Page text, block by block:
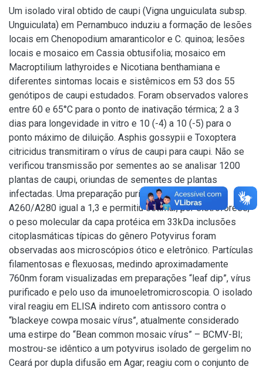
Um isolado viral obtido de caupi (Vigna unguiculata subsp.
Unguiculata) em Pernambuco induziu a formação de lesões
locais em Chenopodium amaranticolor e C. quinoa; lesões
locais e mosaico em Cassia obtusifolia; mosaico em
Macroptilium lathyroides e Nicotiana benthamiana e
diferentes sintomas locais e sistêmicos em 53 dos 55
genótipos de caupi estudados. Foram observados valores
entre 60 e 65°C para o ponto de inativação térmica; 2 a 3
dias para longevidade in vitro e 10 (-4) a 10 (-5) para o
ponto máximo de diluição. Asphis gossypii e Toxoptera
citricidus transmitiram o vírus de caupi para caupi. Não se
verificou transmissão por sementes ao se analisar 1200
plantas de caupi, oriundas de sementes de plantas
infectadas. Uma preparação purificada apresentou
A260/A280 igual a 1,3 e permitiu estimar, por eletroforese,
o peso molecular da capa protéica em 33kDa inclusões
citoplasmáticas típicas do gênero Potyvirus foram
observadas aos microscópios ótico e eletrônico. Partículas
filamentosas e flexuosas, medindo aproximadamente
760nm foram visualizadas em preparações “leaf dip”, vírus
purificado e pelo uso da imunoeletromicroscopia. O isolado
viral reagiu em ELISA indireto com antissoro contra o
“blackeye cowpa mosaic vírus”, atualmente considerado
uma estirpe do “Bean common mosaic vírus” – BCMV-BI;
mostrou-se idêntico a um potyvirus isolado de gergelim no
Ceará por dupla difusão em Agar; reagiu com o conjunto de